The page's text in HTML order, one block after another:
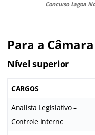
Concurso Lagoa
Para a
Nível superior
CARGOS
Analista Legislativo –
Controle Interno